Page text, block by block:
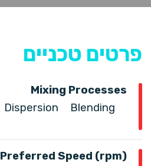
פרטים טכניים
Mixing Processes
Blending
Dispersion
Preferred Speed (rpm)